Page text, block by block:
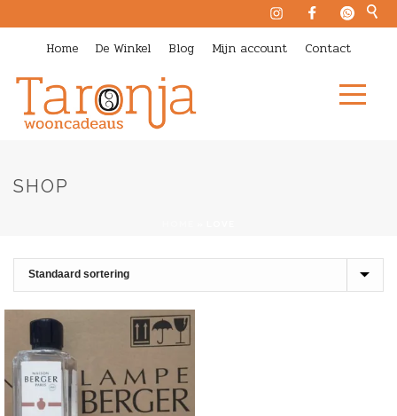
Home De Winkel Blog Mijn account Contact
SHOP